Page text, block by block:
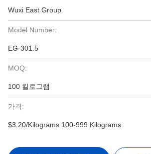
Wuxi East Group
Model Number:
EG-301.5
MOQ:
100 킬로그램
가격:
$3.20/Kilograms 100-999 Kilograms